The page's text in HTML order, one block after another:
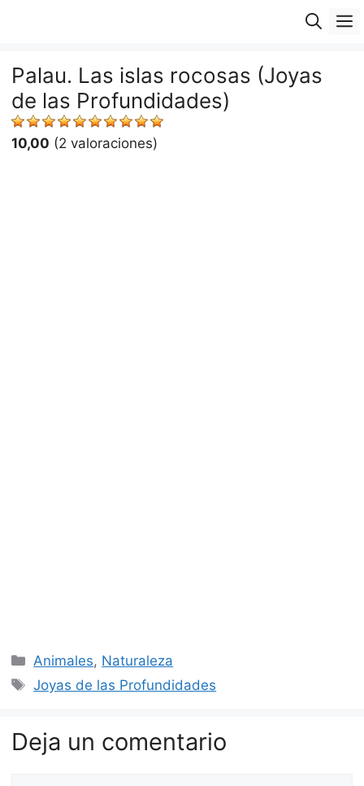
Palau. Las islas rocosas (Joyas
de las Profundidades)
10,00 (2 valoraciones)
Categorías
Animales, Naturaleza
Etiquetas
Joyas de las Profundidades
Deja un comentario